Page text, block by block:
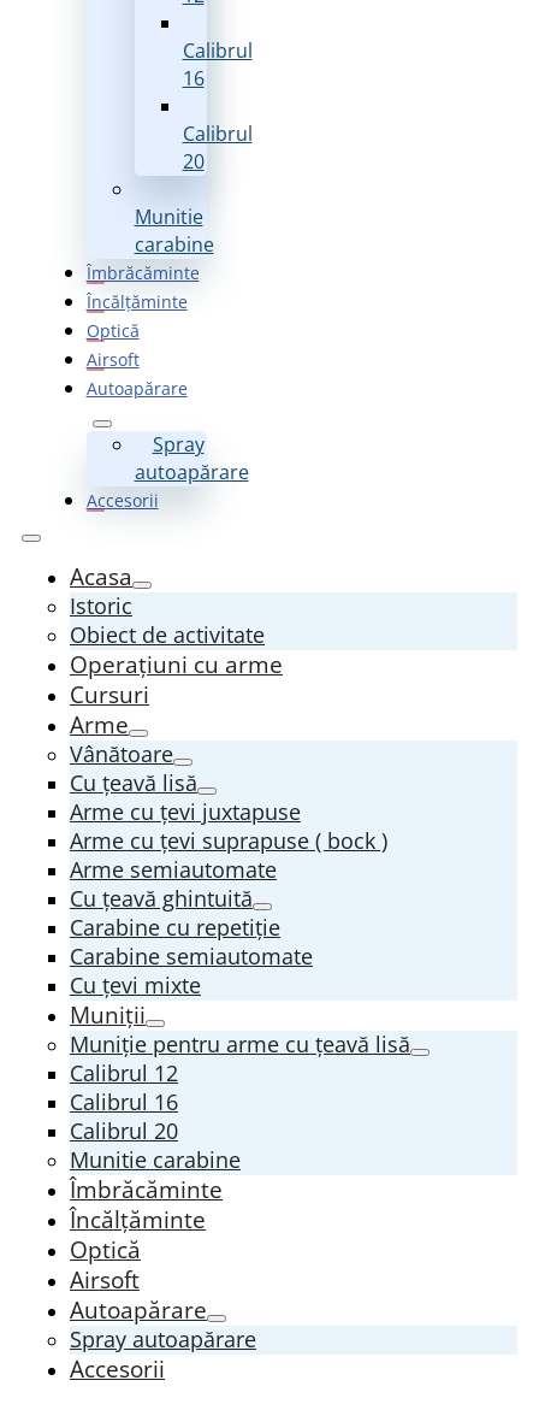
Calibrul
16
Calibrul
20
Munitie
carabine
Îmbrăcăminte
Încălțăminte
Optică
Airsoft
Autoapărare
Spray
autoapărare
Accesorii
Acasa
Istoric
Obiect de activitate
Operațiuni cu arme
Cursuri
Arme
Vânătoare
Cu țeavă lisă
Arme cu țevi juxtapuse
Arme cu țevi suprapuse ( bock )
Arme semiautomate
Cu țeavă ghintuită
Carabine cu repetiție
Carabine semiautomate
Cu țevi mixte
Muniții
Muniție pentru arme cu țeavă lisă
Calibrul 12
Calibrul 16
Calibrul 20
Munitie carabine
Îmbrăcăminte
Încălțăminte
Optică
Airsoft
Autoapărare
Spray autoapărare
Accesorii